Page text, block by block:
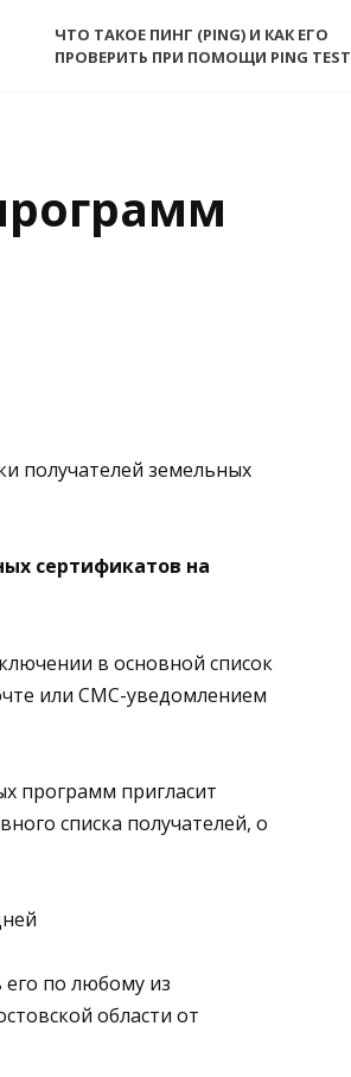
ЧТО ТАКОЕ ПИНГ (PING) И КАК ЕГО
ПРОВЕРИТЬ ПРИ ПОМОЩИ PING TEST
получателей земельных
сертификатов на
в основной список
или СМС-уведомлением
программ пригласит
списка получателей, о
по любому из
области от